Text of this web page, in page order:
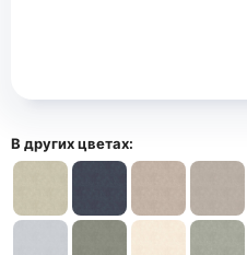
В других цветах: